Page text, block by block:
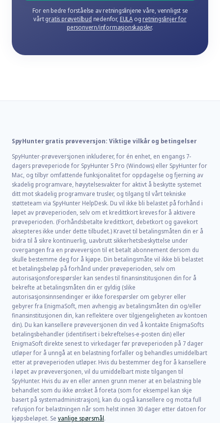
For en bedre forståelse av retningslinjene våre, vennligst se
vårtgratis prøvetilbud nedenfor, EULAog retningslinjer for
personvern/informasjonskapsler.
SpyHunter gratis prøveversjon: Viktige vilkår og betingelser
SpyHunter-prøveversjonen inkluderer, for én enhet, en engangs 7-
dagers prøveperiode for SpyHunter 5 Pro (Windows) eller SpyHunter for
Mac, og tilbyr omfattende funksjonalitet for oppdagelse og fjerning av
skadelig programvare, høyytelsesvakter for aktivt å beskytte systemet
ditt mot skadelig programvare trusler, og tilgang til vårt tekniske
støtteteam via SpyHunter HelpDesk. Du vil ikke bli belastet på forhånd i
løpet av prøveperioden, selv om et kredittkort kreves for å aktivere
prøveperioden. (Forhåndsbetalte kredittkort, debetkort og gavekort
aksepteres ikke under dette tilbudet.) Kravet til betalingsmåten din er å
bidra til å sikre kontinuerlig, uavbrutt sikkerhetsbeskyttelse under
overgangen fra en prøveversjon til et betalt abonnement dersom du
skulle bestemme deg for å kjøpe. Din betalingsmåte vil ikke bli belastet
et betalingsbeløp på forhånd under prøveperioden, selv om
autorisasjonsforespørsler kan sendes til finansinstitusjonen din for å
bekrefte at betalingsmåten din er gyldig (slike
autorisasjonsinnsendinger er ikke forespørsler om gebyrer eller
gebyrer fra EnigmaSoft, men avhengig av betalingsmåten din og/eller
finansinstitusjonen din, kan reflektere over tilgjengeligheten av kontoen
din). Du kan kansellere prøveversjonen din ved å kontakte EnigmaSofts
betalingsbehandler (identifisert i bekreftelses-e-posten din) eller
EnigmaSoft direkte senest to virkedager før prøveperioden på 7 dager
utløper for å unngå at en belastning forfaller og behandles umiddelbart
etter at prøveperioden utløper. Hvis du bestemmer deg for å kansellere
i løpet av prøveversjonen, vil du umiddelbart miste tilgangen til
SpyHunter. Hvis du av en eller annen grunn mener at en belastning ble
behandlet som du ikke ønsket å foreta (som for eksempel kan skje
basert på systemadministrasjon), kan du også kansellere og motta full
refusjon for belastningen når som helst innen 30 dager etter datoen for
kjøpsbeløpet. Se vanlige spørsmål.